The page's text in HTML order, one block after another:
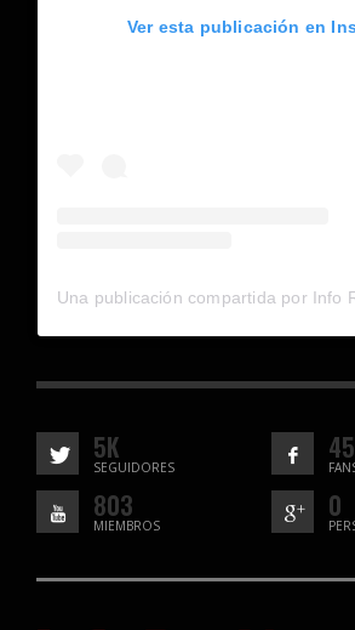
Ver esta publicación en
5K
SEGUIDORES
803
MIEMBROS
0